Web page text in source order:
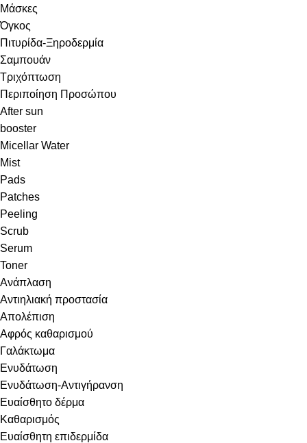
Μάσκες
Όγκος
Πιτυρίδα-Ξηροδερμία
Σαμπουάν
Τριχόπτωση
Περιποίηση Προσώπου
After sun
booster
Micellar Water
Mist
Pads
Patches
Peeling
Scrub
Serum
Toner
Ανάπλαση
Αντιηλιακή προστασία
Απολέπιση
Αφρός καθαρισμού
Γαλάκτωμα
Ενυδάτωση
Ενυδάτωση-Αντιγήρανση
Ευαίσθητο δέρμα
Καθαρισμός
Ευαίσθητη επιδερμίδα